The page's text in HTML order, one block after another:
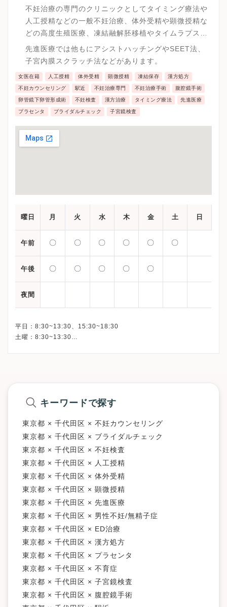
不妊治療の専門のクリニックとしてタイミング療法や
人工授精などの一般不妊治療、体外受精や顕微授精な
どの高度生殖医療、凍結融解胚移植やタイムラプスイ
ンキュベーターなどの先進医療を提供しています。
先進医療では他もにアシストハッチングやSEET法、
子宮内膜スクラッチ法などがあります。
女医在籍 人工授精 体外受精 顕微授精 凍結保存 漢方処方
不妊カウンセリング 駅近 不妊治療専門 不妊治療手術 腹腔鏡手術
卵管鏡下卵管形成術 不妊検査 漢方治療 タイミング療法 先進医療
プラセンタ ブライダルチェック 子宮鏡検査
曜日 月 火 水 木 金 土 日
午前 〇 〇 〇 〇 〇 〇
午後 〇 〇 〇 〇 〇
夜間
平日：8:30~13:30、15:30~18:30
土曜：8:30~13:30
キーワードで探す
東京都 × 千代田区 × 不妊カウンセリング
東京都 × 千代田区 × ブライダルチェック
東京都 × 千代田区 × 不妊検査
東京都 × 千代田区 × 人工授精
東京都 × 千代田区 × 体外受精
東京都 × 千代田区 × 顕微授精
東京都 × 千代田区 × 先進医療
東京都 × 千代田区 × 男性不妊/無精子症
東京都 × 千代田区 × ED治療
東京都 × 千代田区 × 漢方処方
東京都 × 千代田区 × プラセンタ
東京都 × 千代田区 × 不育症
東京都 × 千代田区 × 子宮鏡検査
東京都 × 千代田区 × 腹腔鏡手術